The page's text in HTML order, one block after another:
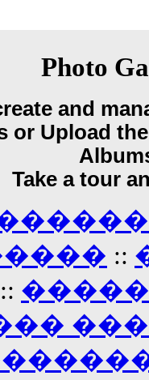
���
���������
�����...
���� ������;
Photo
and
or Upload
Take a tour
::
::